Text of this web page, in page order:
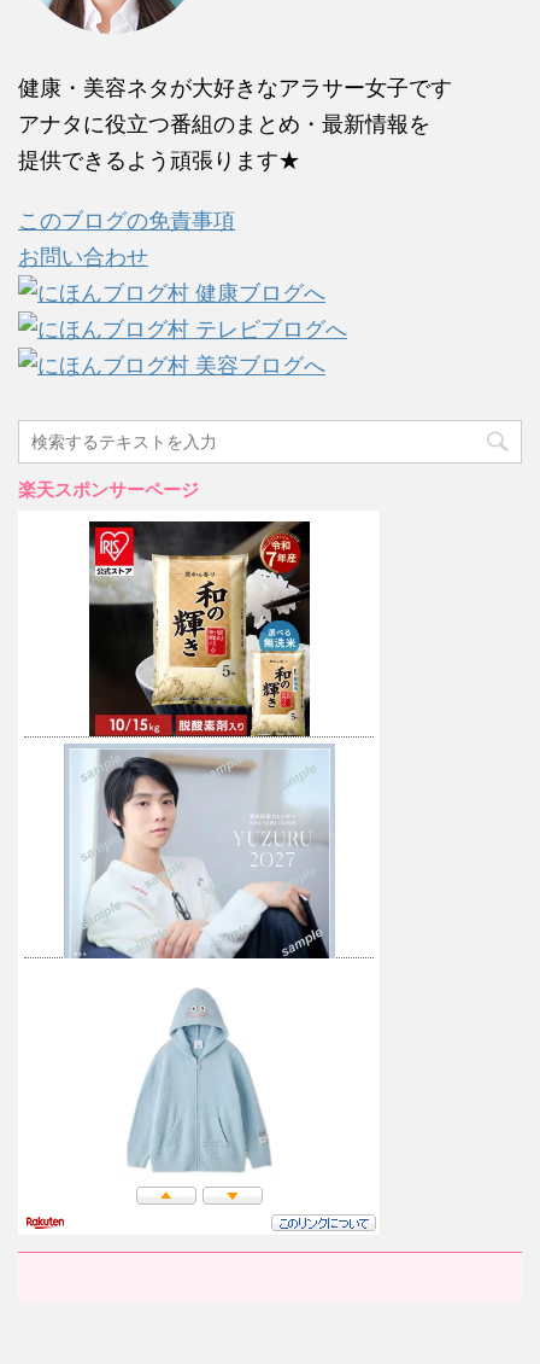
健康・美容ネタが大好きなアラサー女子です
アナタに役立つ番組のまとめ・最新情報を
提供できるよう頑張ります★
このブログの免責事項
お問い合わせ
楽天スポンサーページ